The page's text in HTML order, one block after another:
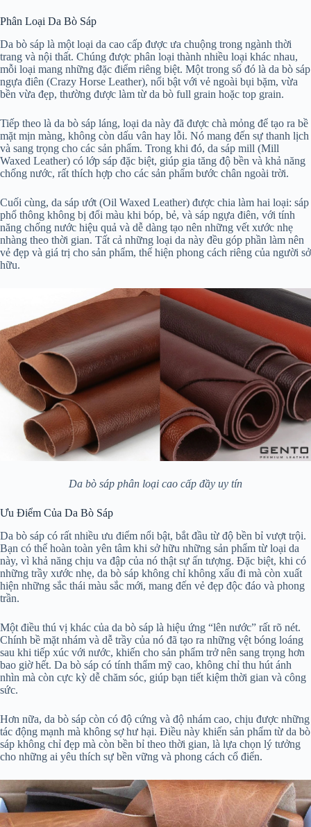
Phân Loại Da Bò Sáp
Da bò sáp là một loại da cao cấp được ưa chuộng trong ngành thời
trang và nội thất. Chúng được phân loại thành nhiều loại khác nhau,
mỗi loại mang những đặc điểm riêng biệt. Một trong số đó là da bò sáp
ngựa điên (Crazy Horse Leather), nổi bật với vẻ ngoài bụi bặm, vừa
bền vừa đẹp, thường được làm từ da bò full grain hoặc top grain.
Tiếp theo là da bò sáp láng, loại da này đã được chà mỏng để tạo ra bề
mặt mịn màng, không còn dấu vân hay lỗi. Nó mang đến sự thanh lịch
và sang trọng cho các sản phẩm. Trong khi đó, da sáp mill (Mill
Waxed Leather) có lớp sáp đặc biệt, giúp gia tăng độ bền và khả năng
chống nước, rất thích hợp cho các sản phẩm bước chân ngoài trời.
Cuối cùng, da sáp ướt (Oil Waxed Leather) được chia làm hai loại: sáp
phổ thông không bị đổi màu khi bóp, bẻ, và sáp ngựa điên, với tính
năng chống nước hiệu quả và dễ dàng tạo nên những vết xước nhẹ
nhàng theo thời gian. Tất cả những loại da này đều góp phần làm nên
vẻ đẹp và giá trị cho sản phẩm, thể hiện phong cách riêng của người sở
hữu.
Da bò sáp phân loại cao cấp đầy uy tín
Ưu Điểm Của Da Bò Sáp
Da bò sáp có rất nhiều ưu điểm nổi bật, bắt đầu từ độ bền bỉ vượt trội.
Bạn có thể hoàn toàn yên tâm khi sở hữu những sản phẩm từ loại da
này, vì khả năng chịu va đập của nó thật sự ấn tượng. Đặc biệt, khi có
những trầy xước nhẹ, da bò sáp không chỉ không xấu đi mà còn xuất
hiện những sắc thái màu sắc mới, mang đến vẻ đẹp độc đáo và phong
trần.
Một điều thú vị khác của da bò sáp là hiệu ứng “lên nước” rất rõ nét.
Chính bề mặt nhám và dễ trầy của nó đã tạo ra những vệt bóng loáng
sau khi tiếp xúc với nước, khiến cho sản phẩm trở nên sang trọng hơn
bao giờ hết. Da bò sáp có tính thẩm mỹ cao, không chỉ thu hút ánh
nhìn mà còn cực kỳ dễ chăm sóc, giúp bạn tiết kiệm thời gian và công
sức.
Hơn nữa, da bò sáp còn có độ cứng và độ nhám cao, chịu được những
tác động mạnh mà không sợ hư hại. Điều này khiến sản phẩm từ da bò
sáp không chỉ đẹp mà còn bền bỉ theo thời gian, là lựa chọn lý tưởng
cho những ai yêu thích sự bền vững và phong cách cổ điển.